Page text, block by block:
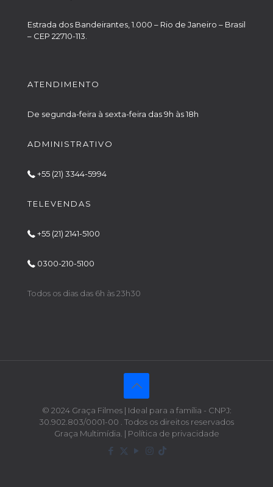
Estrada dos Bandeirantes, 1.000 – Rio de Janeiro – Brasil
– CEP 22710-113.
ATENDIMENTO
De segunda-feira à sexta-feira das 9h às 18h
ADMINISTRATIVO
+55 (21) 3344-5994
TELEVENDAS
+55 (21) 2141-5100
0300-210-5100
Todos os dias das 6h às 23h30
© 2024 Graça Filmes | Ideal para a família - CNPJ:
30.902.803/0001-00 . Todos os direitos reservados
Graça Multimídia. | Política de privacidade